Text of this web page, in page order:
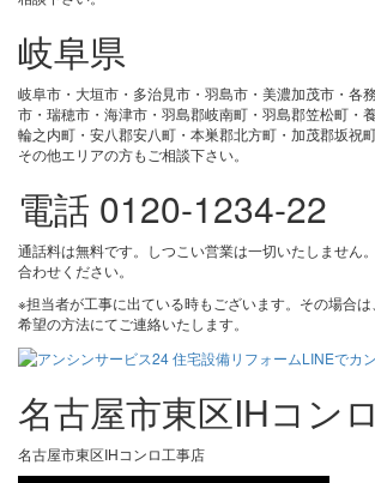
岐阜県
岐阜市・大垣市・多治見市・羽島市・美濃加茂市・各
市・瑞穂市・海津市・羽島郡岐南町・羽島郡笠松町・
輪之内町・安八郡安八町・本巣郡北方町・加茂郡坂祝
その他エリアの方もご相談下さい。
電話 0120-1234-22
通話料は無料です。しつこい営業は一切いたしません
合わせください。
※担当者が工事に出ている時もございます。その場合
希望の方法にてご連絡いたします。
名古屋市東区IHコン
名古屋市東区IHコンロ工事店